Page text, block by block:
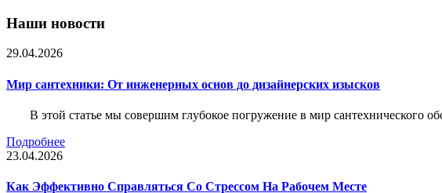
Наши новости
29.04.2026
Мир сантехники: От инженерных основ до дизайнерских изысков
В этой статье мы совершим глубокое погружение в мир сантехнического
Подробнее
23.04.2026
Как Эффективно Справляться Со Стрессом На Рабочем Месте